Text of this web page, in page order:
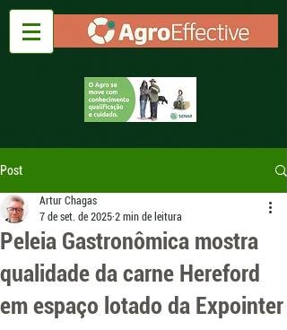
Post
Peleia Gastronômica mostra
qualidade da carne Hereford
em espaço lotado da Expointer
Artur Chagas
7 de set. de 2025 2 min de leitura